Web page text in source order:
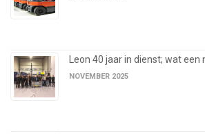
Leon 40 jaar in dienst; wat een
NOVEMBER 2025